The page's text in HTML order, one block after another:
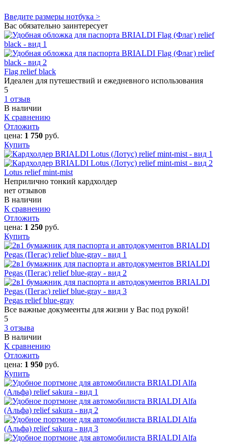
Введите размеры нотбука >
Вас обязательно заинтересует
Flag relief black
Идеален для путешествий и ежедневного использования
5
1 отзыв
В наличии
К сравнению
Отложить
цена: 1 750 руб.
Купить
Lotus relief mint-mist
Неприлично тонкий кардхолдер
нет отзывов
В наличии
К сравнению
Отложить
цена: 1 250 руб.
Купить
Pegas relief blue-gray
Все важные докумеенты для жизни у Вас под рукой!
5
3 отзыва
В наличии
К сравнению
Отложить
цена: 1 950 руб.
Купить